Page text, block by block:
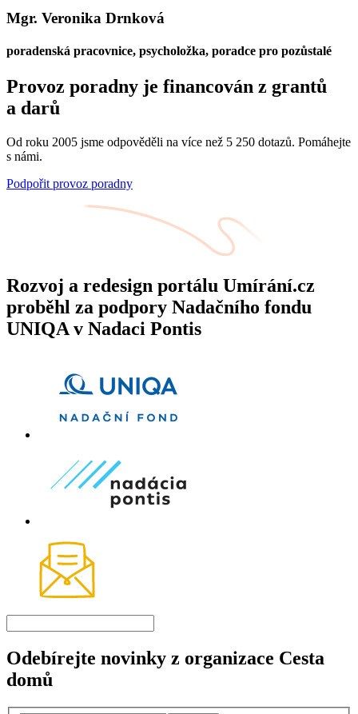
Mgr. Veronika Drnková
poradenská pracovnice, psycholožka, poradce pro pozůstalé
Provoz poradny je financován z grantů
a darů
Od roku 2005 jsme odpověděli na více než 5 250 dotazů. Pomáhejte
s námi.
Podpořit provoz poradny
Rozvoj a redesign portálu Umírání.cz
proběhl za podpory Nadačního fondu
UNIQA v Nadaci Pontis
Odebírejte novinky z organizace Cesta
domů